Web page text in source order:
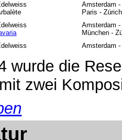
Amsterdam -
Paris - Zürich
Amsterdam -
München -
Amsterdam -
wurde die
zwei